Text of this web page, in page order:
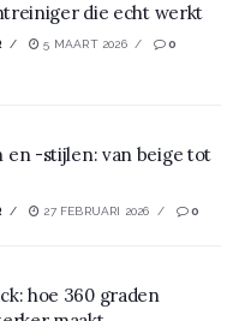
die echt werkt
5 MAART 2026 0
en -stijlen: van beige tot
27 FEBRUARI 2026 0
hoe 360 graden